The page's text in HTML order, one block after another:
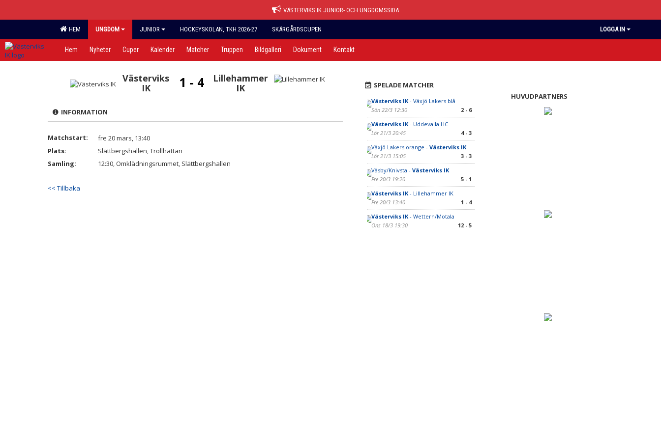
VÄSTERVIKS IK JUNIOR- OCH UNGDOMSSIDA
HEM UNGDOM JUNIOR HOCKEYSKOLAN, TKH 2026-27 SKÄRGÅRDSCUPEN LOGGA IN
Hem Nyheter Cuper Kalender Matcher Truppen Bildgalleri Dokument Kontakt
Västerviks
IK
1 - 4
Lillehammer
IK
INFORMATION
Matchstart:
fre 20 mars, 13:40
Plats:
Slättbergshallen, Trollhättan
Samling:
12:30, Omklädningsrummet, Slättbergshallen
<< Tillbaka
SPELADE MATCHER
Västerviks IK- Växjö Lakers blå
Sön 22/3 12:30
2 - 6
Västerviks IK- Uddevalla HC
Lör 21/3 20:45
4 - 3
Växjö Lakers orange - Västerviks IK
Lör 21/3 15:05
3 - 3
Väsby/Knivsta - Västerviks IK
Fre 20/3 19:20
5 - 1
Västerviks IK- Lillehammer IK
Fre 20/3 13:40
1 - 4
Västerviks IK- Wettern/Motala
Ons 18/3 19:30
12 - 5
HUVUDPARTNERS